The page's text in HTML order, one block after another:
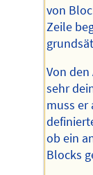
von
Zeile
Von
sehr
muss er
ob ein
Blocks